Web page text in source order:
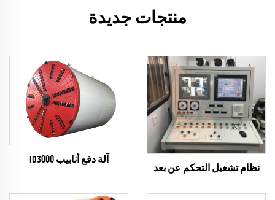
منتجات جديدة
نظام تشغيل التحكم عن بعد
آلة دفع أنابيب ID3000